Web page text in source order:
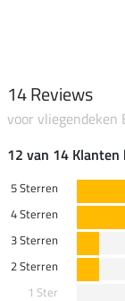
14 Reviews
voor vliegendeken
12 van 14
5 Sterren
4 Sterren
3 Sterren
2 Sterren
1 Ster